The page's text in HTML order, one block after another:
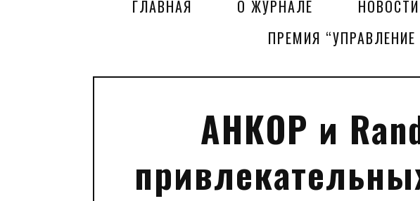
ГЛАВНАЯ О ЖУРНАЛЕ НОВОСТИ
ПРЕМИЯ
АНКОР и